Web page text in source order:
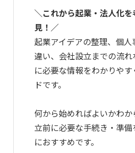
＼これから起業・法人化
見！／
起業アイデアの整理、個
違い、会社設立までの流
に必要な情報をわかりや
ドです。
何から始めればよいかわ
立前に必要な手続き・準
におすすめです。